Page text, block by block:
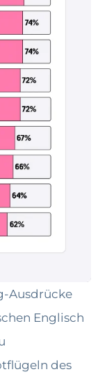
Ausdrücke
Englisch
des